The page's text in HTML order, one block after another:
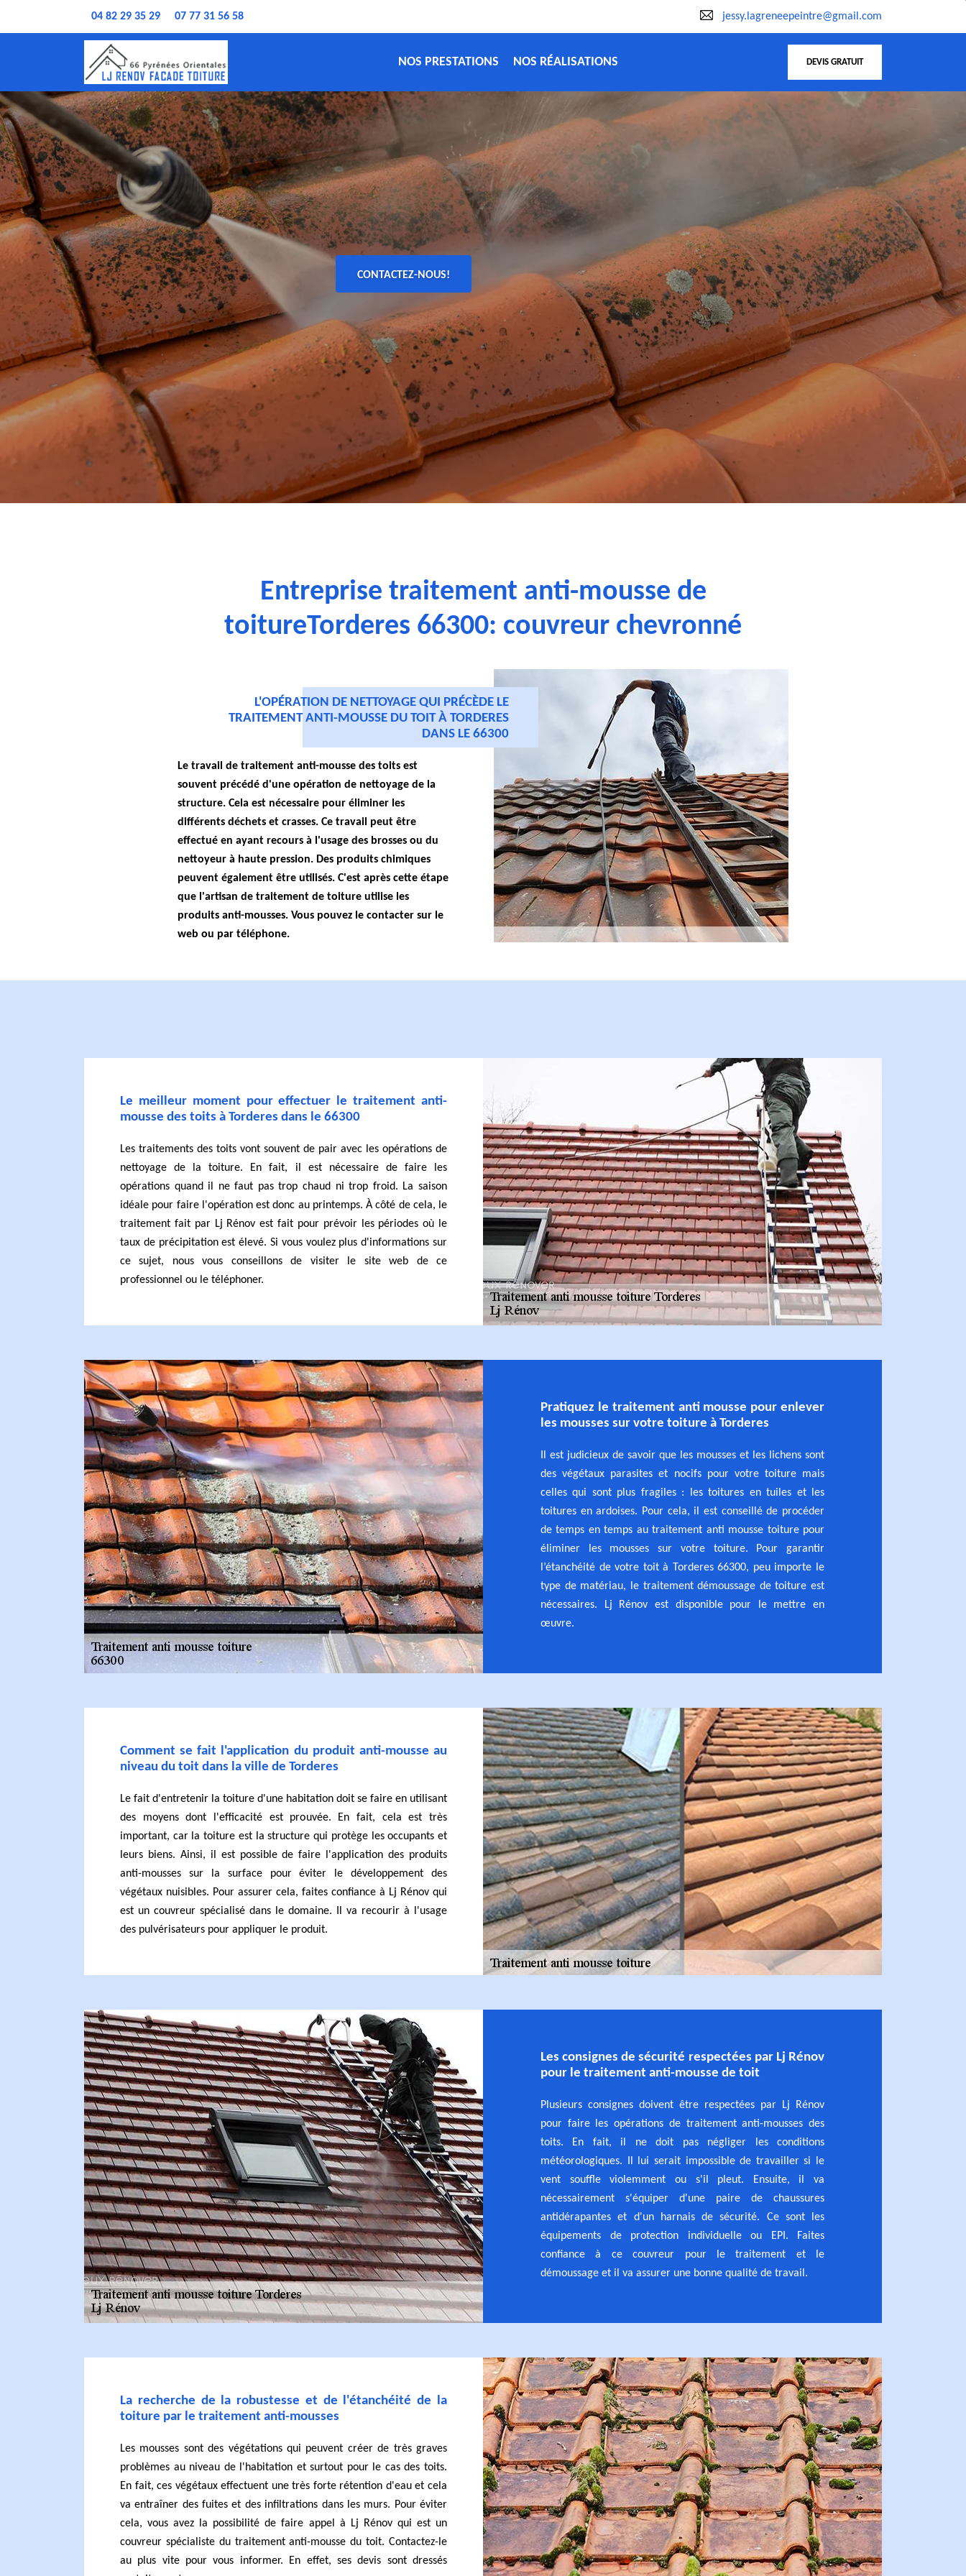
04 82 29 35 29 07 77 31 56 58 jessy.lagreneepeintre@gmail.com
NOS PRESTATIONS NOS RÉALISATIONS DEVIS GRATUIT
CONTACTEZ-NOUS!
Entreprise traitement anti-mousse de
toitureTorderes 66300: couvreur chevronné
L'OPÉRATION DE NETTOYAGE QUI PRÉCÈDE LE
TRAITEMENT ANTI-MOUSSE DU TOIT À TORDERES
DANS LE 66300
Le travail de traitement anti-mousse des toits est
souvent précédé d'une opération de nettoyage de la
structure. Cela est nécessaire pour éliminer les
différents déchets et crasses. Ce travail peut être
effectué en ayant recours à l'usage des brosses ou du
nettoyeur à haute pression. Des produits chimiques
peuvent également être utilisés. C'est après cette étape
que l'artisan de traitement de toiture utilise les
produits anti-mousses. Vous pouvez le contacter sur le
web ou par téléphone.
Le meilleur moment pour effectuer le traitement anti-
mousse des toits à Torderes dans le 66300
Les traitements des toits vont souvent de pair avec les opérations de
nettoyage de la toiture. En fait, il est nécessaire de faire les
opérations quand il ne faut pas trop chaud ni trop froid. La saison
idéale pour faire l'opération est donc au printemps. À côté de cela, le
traitement fait par Lj Rénov est fait pour prévoir les périodes où le
taux de précipitation est élevé. Si vous voulez plus d'informations sur
ce sujet, nous vous conseillons de visiter le site web de ce
professionnel ou le téléphoner.
Pratiquez le traitement anti mousse pour enlever
les mousses sur votre toiture à Torderes
Il est judicieux de savoir que les mousses et les lichens sont
des végétaux parasites et nocifs pour votre toiture mais
celles qui sont plus fragiles : les toitures en tuiles et les
toitures en ardoises. Pour cela, il est conseillé de procéder
de temps en temps au traitement anti mousse toiture pour
éliminer les mousses sur votre toiture. Pour garantir
l’étanchéité de votre toit à Torderes 66300, peu importe le
type de matériau, le traitement démoussage de toiture est
nécessaires. Lj Rénov est disponible pour le mettre en
œuvre.
Comment se fait l'application du produit anti-mousse au
niveau du toit dans la ville de Torderes
Le fait d'entretenir la toiture d'une habitation doit se faire en utilisant
des moyens dont l'efficacité est prouvée. En fait, cela est très
important, car la toiture est la structure qui protège les occupants et
leurs biens. Ainsi, il est possible de faire l'application des produits
anti-mousses sur la surface pour éviter le développement des
végétaux nuisibles. Pour assurer cela, faites confiance à Lj Rénov qui
est un couvreur spécialisé dans le domaine. Il va recourir à l'usage
des pulvérisateurs pour appliquer le produit.
Les consignes de sécurité respectées par Lj Rénov
pour le traitement anti-mousse de toit
Plusieurs consignes doivent être respectées par Lj Rénov
pour faire les opérations de traitement anti-mousses des
toits. En fait, il ne doit pas négliger les conditions
météorologiques. Il lui serait impossible de travailler si le
vent souffle violemment ou s'il pleut. Ensuite, il va
nécessairement s'équiper d'une paire de chaussures
antidérapantes et d'un harnais de sécurité. Ce sont les
équipements de protection individuelle ou EPI. Faites
confiance à ce couvreur pour le traitement et le
démoussage et il va assurer une bonne qualité de travail.
La recherche de la robustesse et de l'étanchéité de la
toiture par le traitement anti-mousses
Les mousses sont des végétations qui peuvent créer de très graves
problèmes au niveau de l'habitation et surtout pour le cas des toits.
En fait, ces végétaux effectuent une très forte rétention d'eau et cela
va entraîner des fuites et des infiltrations dans les murs. Pour éviter
cela, vous avez la possibilité de faire appel à Lj Rénov qui est un
couvreur spécialiste du traitement anti-mousse du toit. Contactez-le
au plus vite pour vous informer. En effet, ses devis sont dressés